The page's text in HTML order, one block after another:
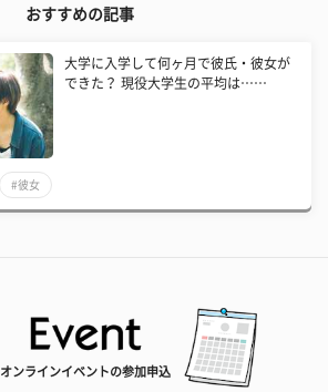
おすすめの記事
大学に入学して何ヶ月で彼氏・彼女が
できた？ 現役大学生の平均は……
#彼女
オンラインイベントの参加申込